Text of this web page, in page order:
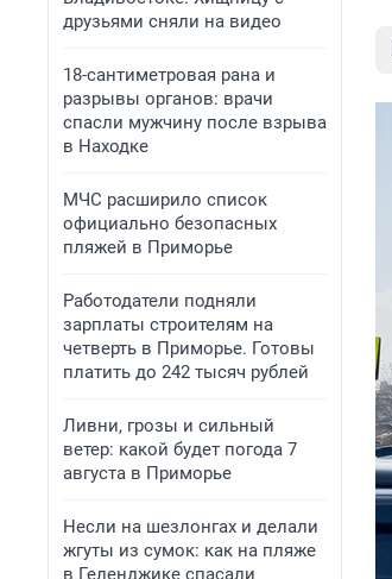
друзьями сняли на видео
18-сантиметровая рана и
разрывы органов: врачи
спасли мужчину после взрыва
в Находке
МЧС расширило список
официально безопасных
пляжей в Приморье
Работодатели подняли
зарплаты строителям на
четверть в Приморье. Готовы
платить до 242 тысяч рублей
Ливни, грозы и сильный
ветер: какой будет погода 7
августа в Приморье
Несли на шезлонгах и делали
жгуты из сумок: как на пляже
в Геленджике спасали